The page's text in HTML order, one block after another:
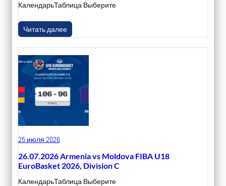
КалендарьТаблица Выберите
Читать далее
25 июля 2026
26.07.2026 Armenia vs Moldova FIBA U18
EuroBasket 2026, Division C
КалендарьТаблица Выберите